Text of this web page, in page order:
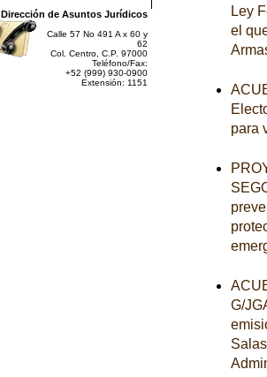
Dirección de Asuntos Jurídicos
Calle 57 No 491 A x 60 y
62
Col. Centro, C.P. 97000
Teléfono/Fax:
+52 (999) 930-0900
Extensión: 1151
Ley
el
para
G/